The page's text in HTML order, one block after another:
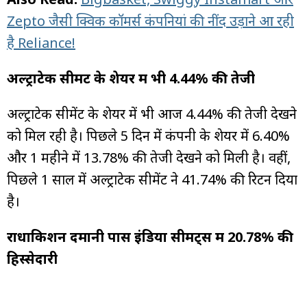
Zepto जैसी क्विक कॉमर्स कंपनियां की नींद उड़ाने आ रही
है Reliance!
अल्ट्राटेक सीमेंट के शेयर में भी 4.44% की तेजी
अल्ट्राटेक सीमेंट के शेयर में भी आज 4.44% की तेजी देखने
को मिल रही है। पिछले 5 दिन में कंपनी के शेयर में 6.40%
और 1 महीने में 13.78% की तेजी देखने को मिली है। वहीं,
पिछले 1 साल में अल्ट्राटेक सीमेंट ने 41.74% की रिटर्न दिया
है।
राधाकिशन दमानी पास इंडिया सीमेंट्स में 20.78% की
हिस्सेदारी